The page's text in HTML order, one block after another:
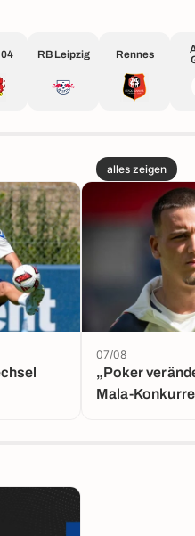
RB Leipzig Rennes
alles zeigen
„Poker
Mala-
07/08